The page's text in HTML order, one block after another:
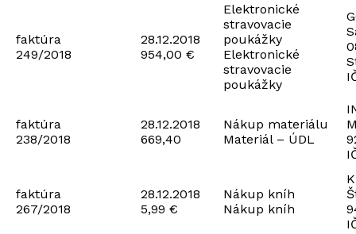
faktúra
249/2018
28.12.2018
954,00 €
Elektronické
stravovacie
poukážky
Elektronické
stravovacie
poukážky
faktúra
238/2018
28.12.2018
669,40
Nákup materiálu
Materiál – ÚDL
faktúra
267/2018
28.12.2018
5,99 €
Nákup kníh
Nákup kníh